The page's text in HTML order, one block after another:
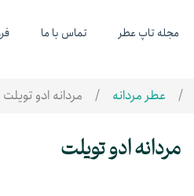
مجله تاپ عطر تماس با ما
عطر مردانه مردانه ادو تویلت
مردانه ادو تویلت